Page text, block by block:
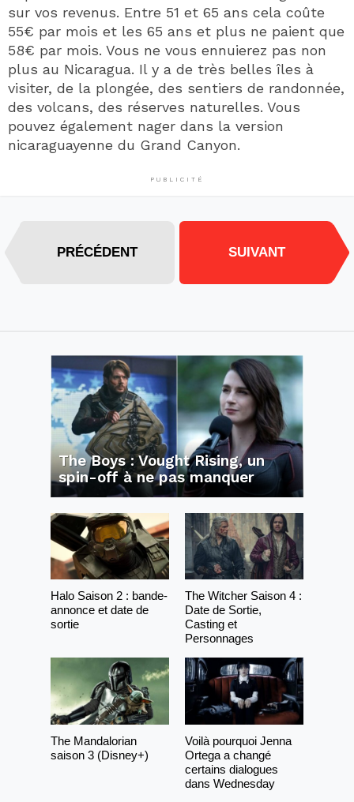
sur vos revenus. Entre 51 et 65 ans cela coûte
55€ par mois et les 65 ans et plus ne paient que
58€ par mois. Vous ne vous ennuierez pas non
plus au Nicaragua. Il y a de très belles îles à
visiter, de la plongée, des sentiers de randonnée,
des volcans, des réserves naturelles. Vous
pouvez également nager dans la version
nicaraguayenne du Grand Canyon.
PUBLICITÉ
PRÉCÉDENT SUIVANT
The Boys : Vought Rising, un
spin-off à ne pas manquer
Halo Saison 2 : bande-
annonce et date de
sortie
The Witcher Saison 4 :
Date de Sortie,
Casting et
Personnages
The Mandalorian
saison 3 (Disney+)
Voilà pourquoi Jenna
Ortega a changé
certains dialogues
dans Wednesday